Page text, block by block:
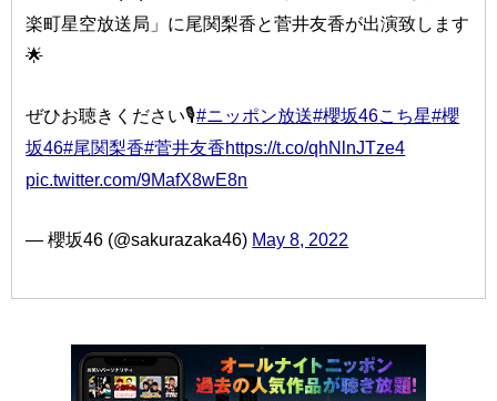
楽町星空放送局」に尾関梨香と菅井友香が出演致します
🌟
ぜひお聴きください🎙#ニッポン放送#櫻坂46こち星#櫻
坂46#尾関梨香#菅井友香https://t.co/qhNlnJTze4
pic.twitter.com/9MafX8wE8n
— 櫻坂46 (@sakurazaka46) May 8, 2022